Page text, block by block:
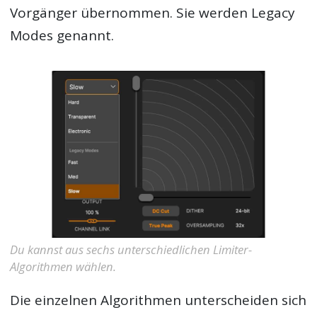
Vorgänger übernommen. Sie werden Legacy
Modes genannt.
Du kannst aus sechs unterschiedlichen Limiter-
Algorithmen wählen.
Die einzelnen Algorithmen unterscheiden sich